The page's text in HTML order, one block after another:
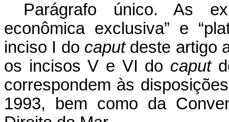
Parágrafo único. As
econômica exclusiva” e
inciso I do caputdeste artigo
os incisos V e VI do caput
correspondem às
1993, bem como da